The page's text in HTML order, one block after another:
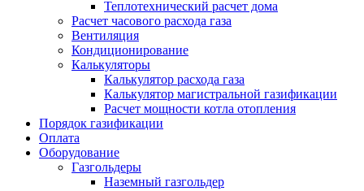
Теплотехнический расчет дома
Расчет часового расхода газа
Вентиляция
Кондиционирование
Калькуляторы
Калькулятор расхода газа
Калькулятор магистральной газификации
Расчет мощности котла отопления
Порядок газификации
Оплата
Оборудование
Газгольдеры
Наземный газгольдер